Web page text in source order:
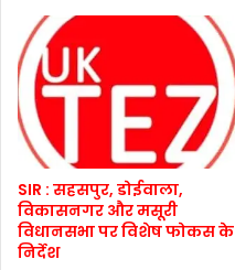
SIR : सहसपुर, डोईवाला,
विकासनगर और मसूरी
विधानसभा पर विशेष फोकस के
निर्देश